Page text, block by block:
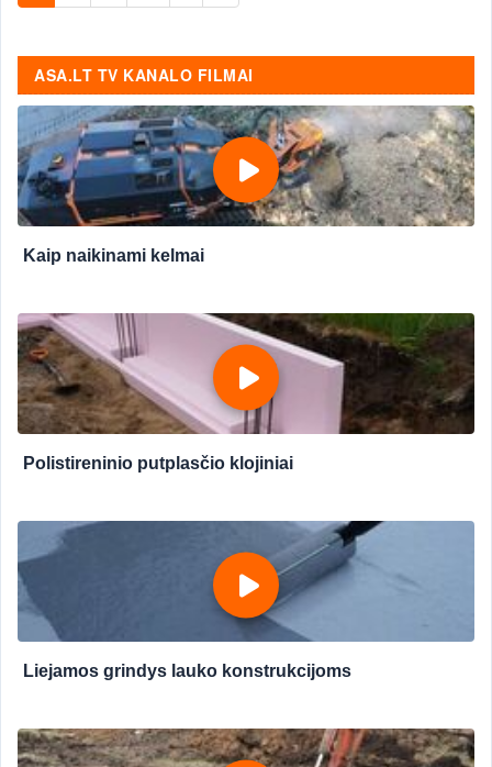
ASA.LT TV KANALO FILMAI
Kaip naikinami kelmai
Polistireninio putplasčio klojiniai
Liejamos grindys lauko konstrukcijoms